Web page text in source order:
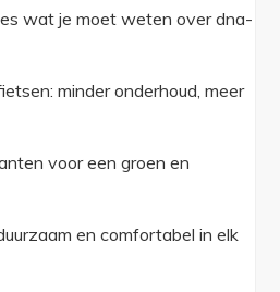
wat je moet weten over dna-
minder onderhoud, meer
voor een groen en
en comfortabel in elk